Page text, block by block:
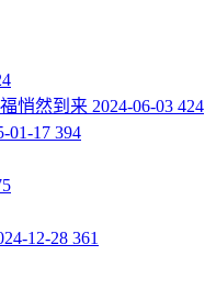
悄然到来 2024-06-03 424
01-17 394
12-28 361